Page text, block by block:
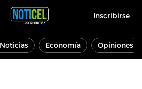
Inscribirse
Noticias Economía Opiniones